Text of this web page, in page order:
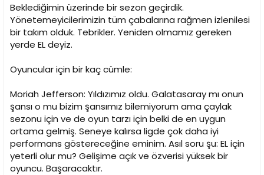
Beklediğimin üzerinde bir sezon geçirdik.
Yönetemeyicilerimizin tüm çabalarına rağmen izlenilesi
bir takım olduk. Tebrikler. Yeniden olmamız gereken
yerde EL deyiz.
Oyuncular için bir kaç cümle:
Moriah Jefferson: Yıldızımız oldu. Galatasaray mı onun
şansı o mu bizim şansımız bilemiyorum ama çaylak
sezonu için ve de oyun tarzı için belki de en uygun
ortama gelmiş. Seneye kalırsa ligde çok daha iyi
performans göstereceğine eminim. Asıl soru şu: EL için
yeterli olur mu? Gelişime açık ve özverisi yüksek bir
oyuncu. Başaracaktır.